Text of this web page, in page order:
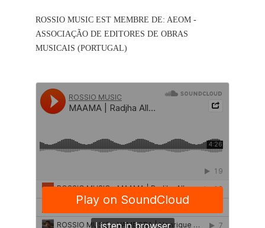
ROSSIO MUSIC EST MEMBRE DE: AEOM -
ASSOCIAÇÃO DE EDITORES DE OBRAS
MUSICAIS (PORTUGAL)